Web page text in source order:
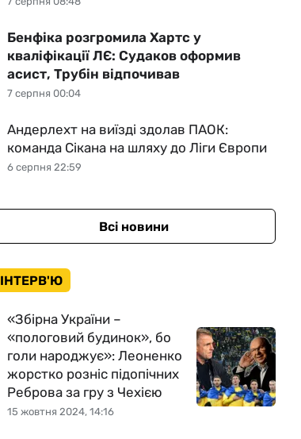
7 серпня 00:04
Бенфіка розгромила Хартс у
кваліфікації ЛЄ: Судаков оформив
асист, Трубін відпочивав
6 серпня 22:59
Андерлехт на виїзді здолав ПАОК:
команда Сікана на шляху до Ліги Європи
Всі новини
ІНТЕРВ'Ю
15 жовтня 2024, 14:16
«Збірна України –
«пологовий будинок», бо
голи народжує»: Леоненко
жорстко розніс підопічних
Реброва за гру з Чехією